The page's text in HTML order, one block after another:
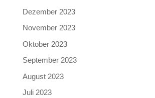
Dezember 2023
November 2023
Oktober 2023
September 2023
August 2023
Juli 2023